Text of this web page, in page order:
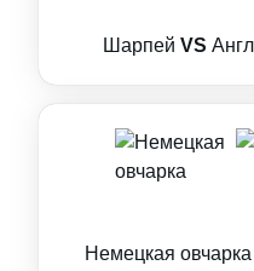
Шарпей VS
Немецкая овчарка